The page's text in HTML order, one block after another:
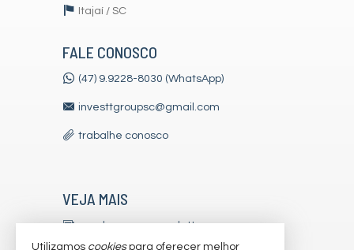
Itajaí / SC
FALE CONOSCO
(47) 9.9228-8030 (WhatsApp)
investtgroupsc@gmail.com
trabalhe conosco
VEJA MAIS
receba nosso newsletter
Utilizamos cookiespara oferecer melhor